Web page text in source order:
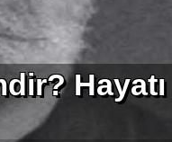
Hayatı